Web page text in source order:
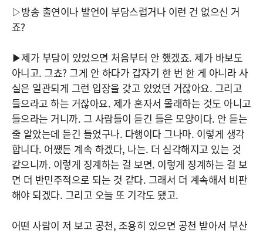
▷방송 출연이나 발언이 부담스럽거나 이런 건 없으신 거
죠?
▶제가 부담이 있었으면 처음부터 안 했겠죠. 제가 바보도
아니고. 그쵸? 그게 안 하다가 갑자기 한 번 한 게 아니라 사
실은 일관되게 그런 입장을 갖고 있었던 거잖아요. 그리고
들으라고 하는 거잖아요. 제가 혼자서 몰래하는 것도 아니고
들으라는 거니까. 그 사람들이 듣긴 들은 모양이다. 안 듣는
줄 알았는데 듣긴 들었구나. 다행이다 그나마. 이렇게 생각
합니다. 어쨌든 계속 하겠다, 나는. 더 심각해지고 있는 것
같으니까. 이렇게 징계하는 걸 보면. 이렇게 징계하는 걸 보
면 더 반민주적으로 되는 것 같다. 그래서 더 계속해서 비판
해야 되겠다. 그리고 오늘 또 기각도 됐고.
어떤 사람이 저 보고 공천, 조용히 있으면 공천 받아서 부산